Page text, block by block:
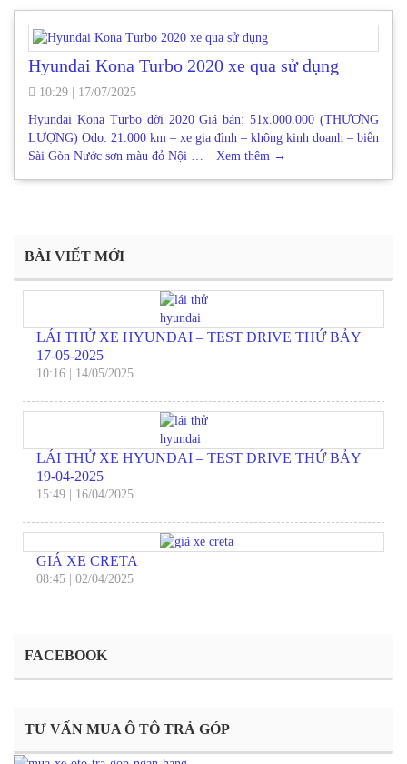
Hyundai Kona Turbo 2020 xe qua sử dụng
10:29
17/07/2025
Hyundai Kona Turbo đời 2020 Giá bán: 51x.000.000 (THƯƠNG
LƯỢNG) Odo: 21.000 km – xe gia đình – không kinh doanh – biển
Sài Gòn Nước sơn màu đỏ Nội …
Xem thêm →
BÀI VIẾT MỚI
LÁI THỬ XE HYUNDAI – TEST DRIVE THỨ BẢY
17-05-2025
10:16 14/05/2025
LÁI THỬ XE HYUNDAI – TEST DRIVE THỨ BẢY
19-04-2025
15:49 16/04/2025
GIÁ XE CRETA
08:45 02/04/2025
FACEBOOK
TƯ VẤN MUA Ô TÔ TRẢ GÓP